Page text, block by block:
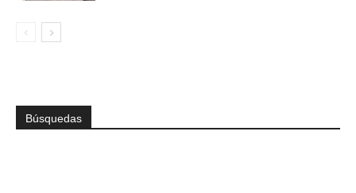
Búsquedas